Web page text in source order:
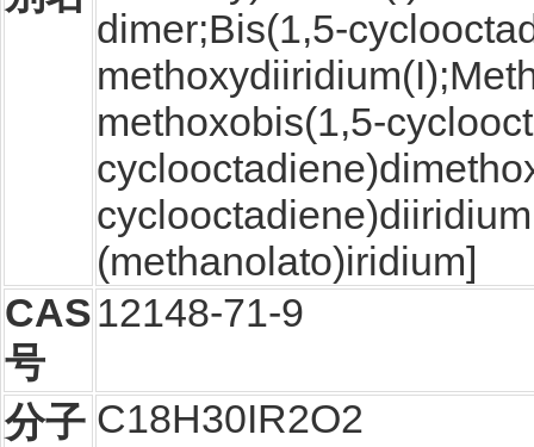
dimer;Bis(1,5-
methoxobis(1,5-
(methanolato)iridium]
CAS
号
12148-71-9
分子 C18H30IR2O2